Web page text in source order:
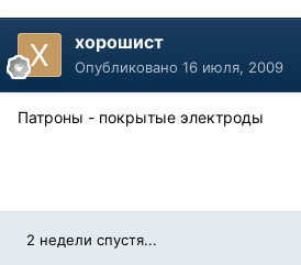
хорошист
Опубликовано 16 июля, 2009
Патроны - покрытые электроды
2 недели спустя...